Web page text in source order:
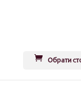
Обрати